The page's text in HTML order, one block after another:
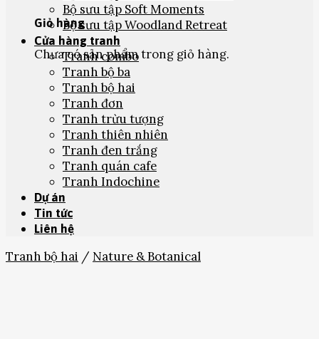
Giỏ hàng
Chưa có sản phẩm trong giỏ hàng.
Bộ sưu tập Soft Moments
Bộ sưu tập Woodland Retreat
Cửa hàng tranh
Tranh combo
Tranh bộ ba
Tranh bộ hai
Tranh đơn
Tranh trừu tượng
Tranh thiên nhiên
Tranh đen trắng
Tranh quán cafe
Tranh Indochine
Dự án
Tin tức
Liên hệ
Tranh bộ hai / Nature & Botanical